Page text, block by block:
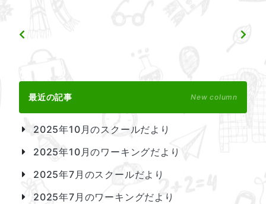
最近の記事 New column
2025年10月のスクールだより
2025年10月のワーキングだより
2025年7月のスクールだより
2025年7月のワーキングだより